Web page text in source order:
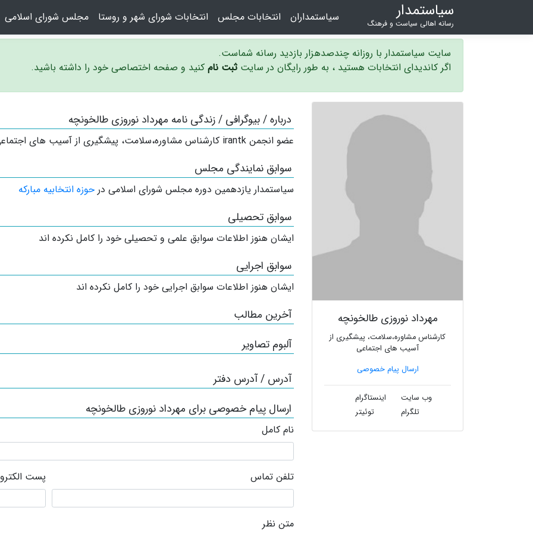
سیاستمدار
رسانه اهالی سیاست و فرهنگ سیاستمداران انتخابات مجلس انتخابات شورای شهر و روستا مجلس شورای اسلامی
سایت سیاستمدار با روزانه چندصدهزار بازدید رسانه شماست.
اگر کاندیدای انتخابات هستید ، به طور رایگان در سایت ثبت نام کنید و صفحه اختصاصی خود را داشته باشید.
مهرداد نوروزی طالخونچه
کارشناس مشاوره،سلامت، پیشگیری از
آسیب های اجتماعی
ارسال پیام خصوصی
وب سایت
اینستاگرام
تلگرام
توئیتر
درباره / بیوگرافی / زندگی نامه مهرداد نوروزی طالخونچه
عضو انجمن irantk کارشناس مشاوره،سلامت، پیشگیری از آسیب های اجتماعی شهرستان مبارکه
سوابق نمایندگی مجلس
سیاستمدار یازدهمین دوره مجلس شورای اسلامی در حوزه انتخابیه مبارکه
سوابق تحصیلی
ایشان هنوز اطلاعات سوابق علمی و تحصیلی خود را کامل نکرده اند
سوابق اجرایی
ایشان هنوز اطلاعات سوابق اجرایی خود را کامل نکرده اند
آخرین مطالب
آلبوم تصاویر
آدرس / آدرس دفتر
ارسال پیام خصوصی برای مهرداد نوروزی طالخونچه
نام کامل
تلفن تماس پست
متن نظر